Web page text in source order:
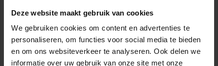
Deze website maakt gebruik van cookies
We gebruiken cookies om content en advertenties te
personaliseren, om functies voor social media te bieden
en om ons websiteverkeer te analyseren. Ook delen we
informatie over uw gebruik van onze site met onze